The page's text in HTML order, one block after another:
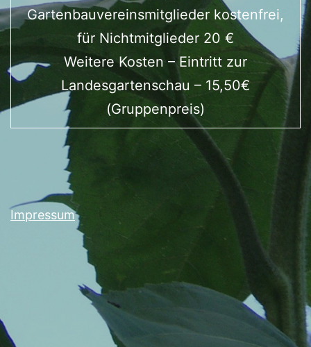
Gartenbauvereinsmitglieder kostenfrei,
für Nichtmitglieder 20 €
Weitere Kosten – Eintritt zur
Landesgartenschau – 15,50€
(Gruppenpreis)
Impressum